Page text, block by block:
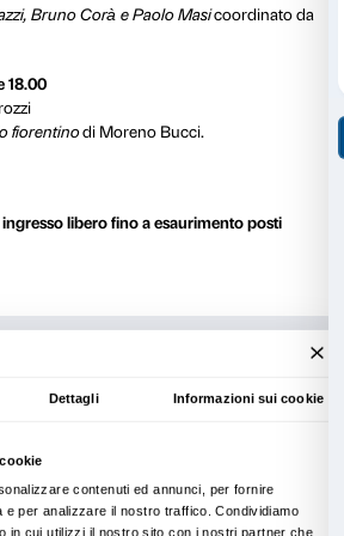
emergenti tensioni si interrompe
occorre attendere tempi più
questo contenitore d’eccellenza,
preposto al dialogo altissimo
.
INCONTRI
ore 18.00
tapes/22: Maria Gloria Conti
Andrea Giorgi, Alberto
ore 18.00